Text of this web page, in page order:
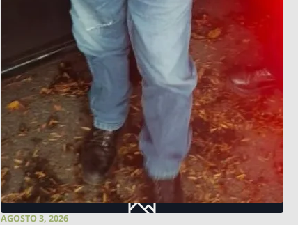
AGOSTO 3, 2026